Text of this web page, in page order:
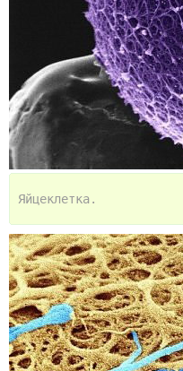
Яйцеклетка.